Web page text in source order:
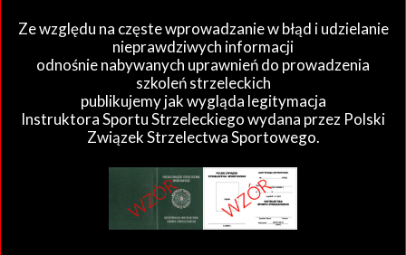
Ze względu na częste wprowadzanie w błąd i udzielanie
nieprawdziwych informacji
odnośnie nabywanych uprawnień do prowadzenia
szkoleń strzeleckich
publikujemy jak wygląda legitymacja
Instruktora Sportu Strzeleckiego wydana przez Polski
Związek Strzelectwa Sportowego.